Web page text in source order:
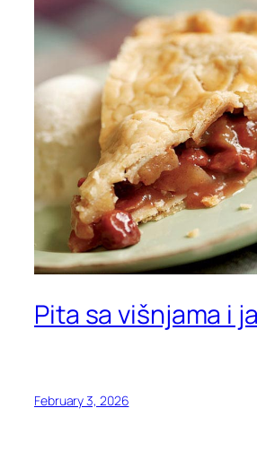
Pita sa višnjama i
February 3, 2026